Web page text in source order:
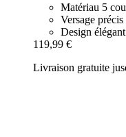
Matériau 5
Versage précis
Design
119,99 €
Livraison gratuite